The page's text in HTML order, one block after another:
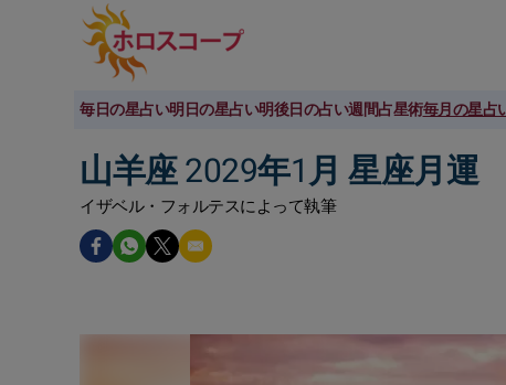
毎日の星占い明日の星占い明後日の占い週間占星術毎月の星占
山羊座 2029年1月 星座月運
イザベル・フォルテスによって執筆